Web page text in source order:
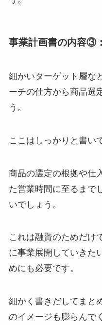
事業計画書の内容③
細かいターゲット層な
ーチの仕方から商品選
う。
ここはしっかりと書い
商品の選定の根拠や仕
た営業時間に至るまで
いでしょう。
これは融資のためだけ
に事業展開していきた
めにも必要です。
細かく書きだしてまと
のイメージも膨らんで